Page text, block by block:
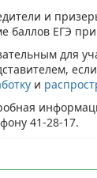
и
баллов ЕГЭ
для
и
41-28-17.